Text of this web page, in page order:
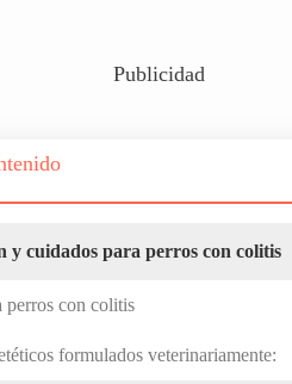
Publicidad
y cuidados para perros con colitis
perros con colitis
formulados veterinariamente: